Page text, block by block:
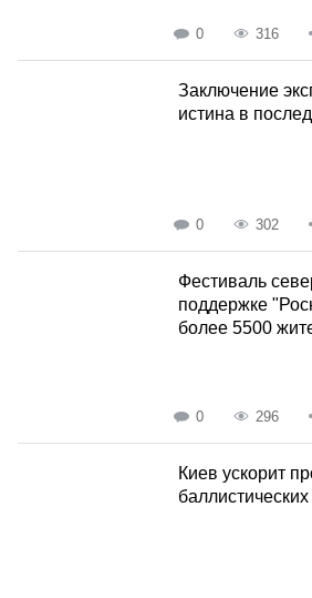
0 316
Заключение
истина в
0 302
Фестиваль
поддержке
более 5500
0 296
Киев ускорит